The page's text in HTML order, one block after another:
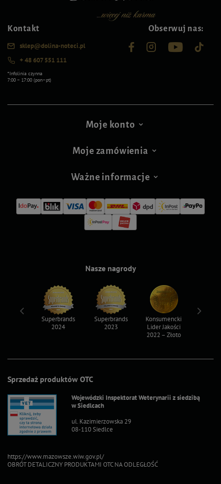
Kontakt
sklep@dolina-noteci.pl
+ 48 607 551 111
*Infolinia czynna
7:00 – 17:00 (pon–pt)
Obserwuj nas:
Moje konto
Moje zamówienia
Ważne informacje
Sprzedaż produktów OTC
Wojewódzki Inspektorat Weterynarii z siedzibą
w Siedlcach
ul. Kazimierzowska 29
08-110 Siedlce
https://www.mazowsze.wiw.gov.pl/
OBRÓT DETALICZNY PRODUKTAMI OTC NA ODLEGŁOŚĆ
Nasze nagrody
Superbrands
2024
Superbrands
2023
Konsumencki
Lider Jakości
2022 – Złoto